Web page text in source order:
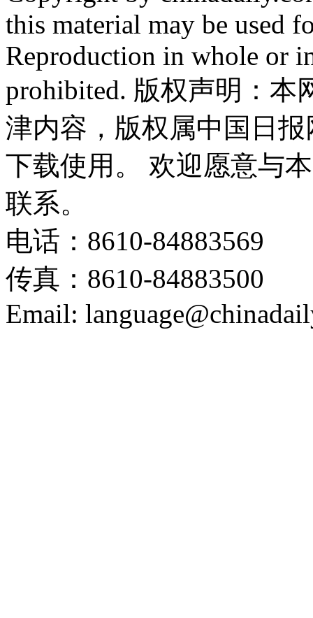
this material may be used
Reproduction in whole or
prohibited. 版权声明：
津内容，版权属中国日
下载使用。 欢迎愿意与
联系。
电话：8610-84883569
传真：8610-84883500
Email: